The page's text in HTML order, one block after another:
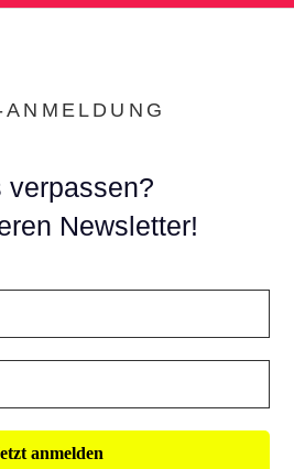
verpassen?
Newsletter!